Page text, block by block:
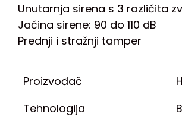
Unutarnja sirena s 3 različita
Jačina sirene: 90 do 110 dB
Prednji i stražnji tamper
Proizvođač
Tehnologija